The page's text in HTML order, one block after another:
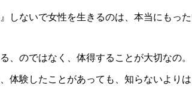
しないで女性を生きるのは、本当にもった
、のではなく、体得することが大切なの。
体験したことがあっても、知らないよりは